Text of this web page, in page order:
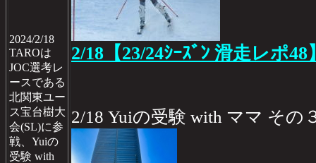
2024/2/18
TAROは
JOC選考レ
ースである
北関東ユー
ス宝台樹大
会(SL)に参
戦、Yuiの
受験 with
2/18【23/24ｼｰｽﾞﾝ 滑走レポ48
2/18 Yuiの受験 with ママ その